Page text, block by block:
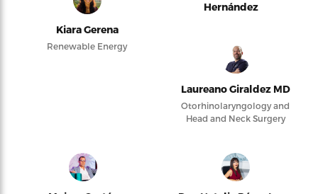
Kiara Gerena
Renewable Energy
Hernández
Laureano Giraldez MD
Otorhinolaryngology and
Head and Neck Surgery